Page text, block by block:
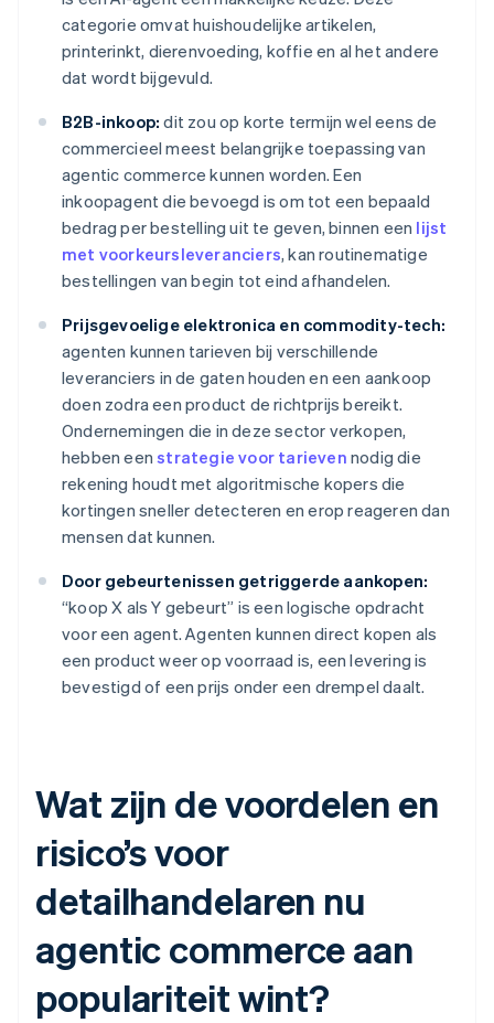
categorie omvat huishoudelijke artikelen,
printerinkt, dierenvoeding, koffie en al het andere
dat wordt bijgevuld.
B2B-inkoop: dit zou op korte termijn wel eens de
commercieel meest belangrijke toepassing van
agentic commerce kunnen worden. Een
inkoopagent die bevoegd is om tot een bepaald
bedrag per bestelling uit te geven, binnen een lijst
met voorkeursleveranciers, kan routinematige
bestellingen van begin tot eind afhandelen.
Prijsgevoelige elektronica en commodity-tech:
agenten kunnen tarieven bij verschillende
leveranciers in de gaten houden en een aankoop
doen zodra een product de richtprijs bereikt.
Ondernemingen die in deze sector verkopen,
hebben eenstrategie voor tarieven nodig die
rekening houdt met algoritmische kopers die
kortingen sneller detecteren en erop reageren dan
mensen dat kunnen.
Door gebeurtenissen getriggerde aankopen:
“koop X als Y gebeurt” is een logische opdracht
voor een agent. Agenten kunnen direct kopen als
een product weer op voorraad is, een levering is
bevestigd of een prijs onder een drempel daalt.
Wat zijn de voordelen en
risico’s voor
detailhandelaren nu
agentic commerce aan
populariteit wint?